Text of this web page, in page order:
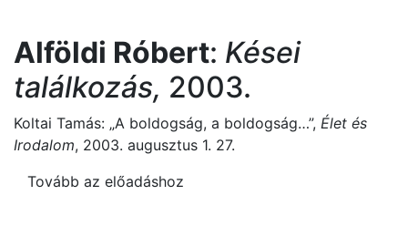
Alföldi Róbert: Kései
találkozás, 2003.
Koltai Tamás: „A boldogság, a boldogság…”, Élet és
Irodalom, 2003. augusztus 1. 27.
Tovább az előadáshoz